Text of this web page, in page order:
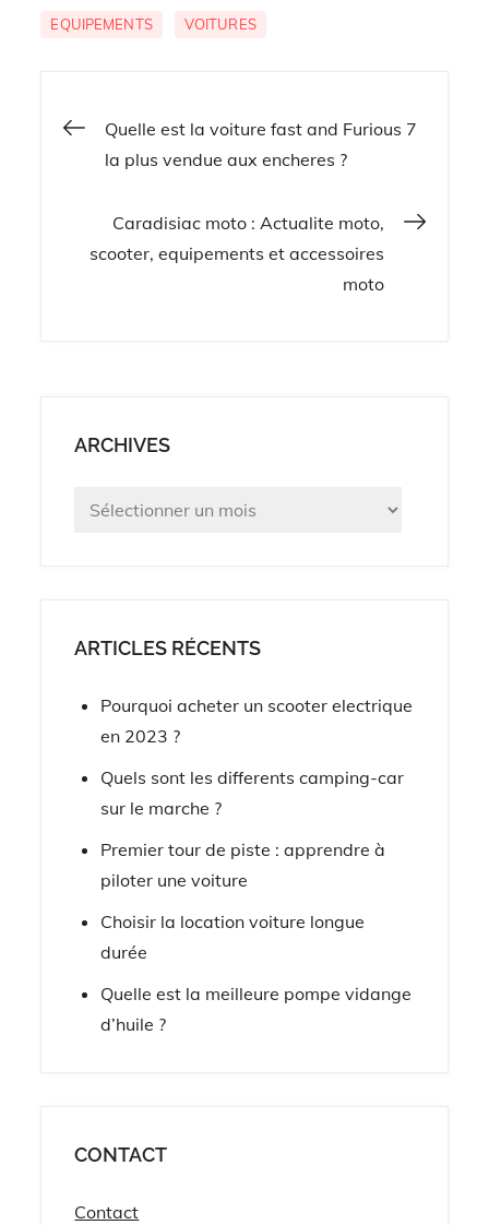
EQUIPEMENTS VOITURES
Navigation
l’article
Quelle est la voiture fast and Furious 7
la plus vendue aux encheres ?
Caradisiac moto : Actualite moto,
scooter, equipements et accessoires
moto
ARCHIVES
Archives
ARTICLES RÉCENTS
Pourquoi acheter un scooter electrique
en 2023 ?
Quels sont les differents camping-car
sur le marche ?
Premier tour de piste : apprendre à
piloter une voiture
Choisir la location voiture longue
durée
Quelle est la meilleure pompe vidange
d’huile ?
CONTACT
Contact